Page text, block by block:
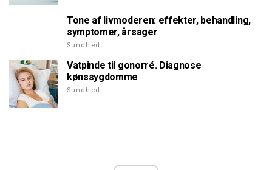
Tone af livmoderen: effekter, behandling,
symptomer, årsager
Sundhed
Vatpinde til gonorré. Diagnose
kønssygdomme
Sundhed